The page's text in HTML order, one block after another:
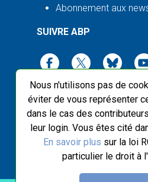
Nous n'utilisons pas de
éviter de vous représenter
dans le cas des
leur login. Vous êtes cité
En savoir plus sur la loi
particulier le droit à
Abonnement aux
SUIVRE ABP
2003-2026 ©Agence
Front-end design :Breizhek